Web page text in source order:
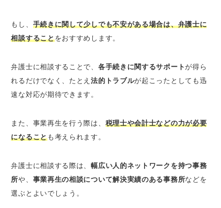
もし、 手続きに関して少しでも不安がある場合は、弁護士に
相談することをおすすめします。
弁護士に相談することで、 各手続きに関するサポートが得ら
れるだけでなく、たとえ法的トラブルが起こったとしても迅
速な対応が期待できます。
また、事業再生を行う際は、 税理士や会計士などの力が必要
になることも考えられます。
弁護士に相談する際は、幅広い人的ネットワークを持つ事務
所や、 事業再生の相談について解決実績のある事務所などを
選ぶとよいでしょう。